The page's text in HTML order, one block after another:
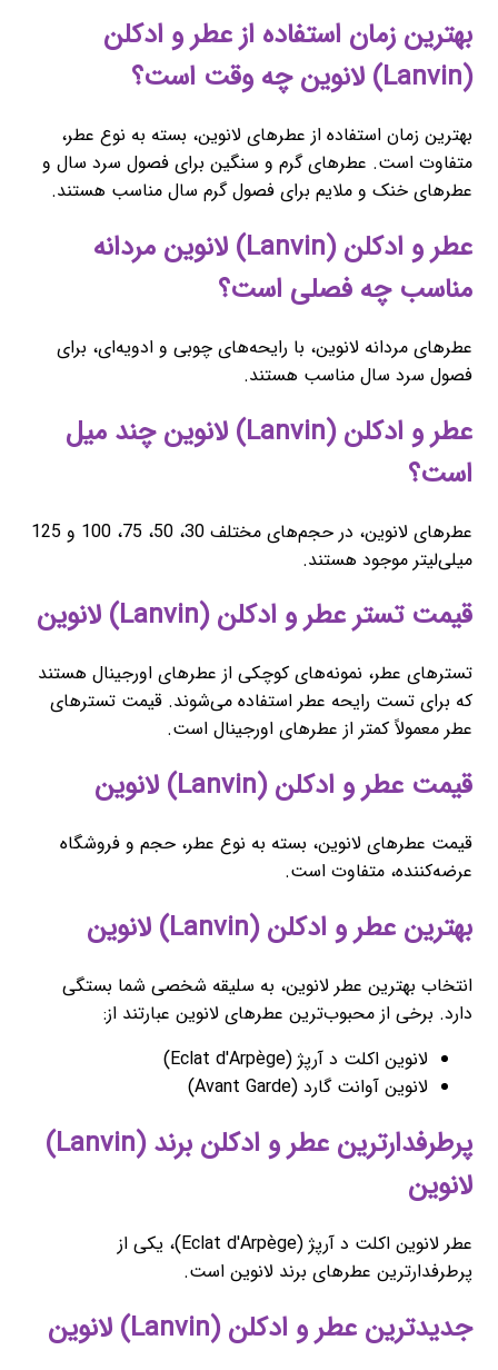
بهترین زمان استفاده از عطر و ادکلن
(Lanvin) لانوین چه وقت است؟
بهترین زمان استفاده از عطرهای لانوین، بسته به نوع عطر،
متفاوت است. عطرهای گرم و سنگین برای فصول سرد سال و
عطرهای خنک و ملایم برای فصول گرم سال مناسب هستند.
عطر و ادکلن (Lanvin) لانوین مردانه
مناسب چه فصلی است؟
عطرهای مردانه لانوین، با رایحه‌های چوبی و ادویه‌ای، برای
فصول سرد سال مناسب هستند.
عطر و ادکلن (Lanvin) لانوین چند میل
است؟
عطرهای لانوین، در حجم‌های مختلف 30، 50، 75، 100 و 125
میلی‌لیتر موجود هستند.
قیمت تستر عطر و ادکلن (Lanvin) لانوین
تسترهای عطر، نمونه‌های کوچکی از عطرهای اورجینال هستند
که برای تست رایحه عطر استفاده می‌شوند. قیمت تسترهای
عطر معمولاً کمتر از عطرهای اورجینال است.
قیمت عطر و ادکلن (Lanvin) لانوین
قیمت عطرهای لانوین، بسته به نوع عطر، حجم و فروشگاه
عرضه‌کننده، متفاوت است.
بهترین عطر و ادکلن (Lanvin) لانوین
انتخاب بهترین عطر لانوین، به سلیقه شخصی شما بستگی
دارد. برخی از محبوب‌ترین عطرهای لانوین عبارتند از:
لانوین اکلت د آرپژ (Eclat d'Arpège)
لانوین آوانت گارد (Avant Garde)
پرطرفدارترین عطر و ادکلن برند (Lanvin)
لانوین
عطر لانوین اکلت د آرپژ (Eclat d'Arpège)، یکی از
پرطرفدارترین عطرهای برند لانوین است.
جدیدترین عطر و ادکلن (Lanvin) لانوین